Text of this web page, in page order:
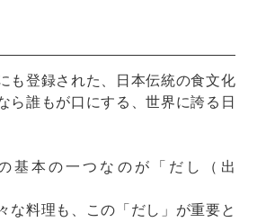
も登録された、日本伝統の食文化
ら誰もが口にする、世界に誇る日
基本の一つなのが「だし（出
な料理も、この「だし」が重要と